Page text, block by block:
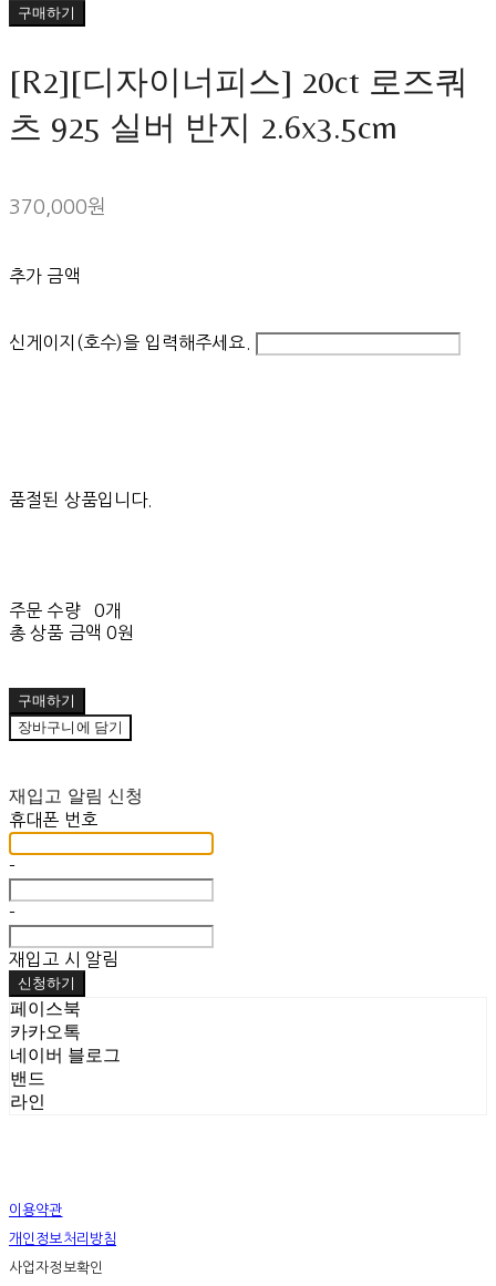
구매하기
[R2][디자이너피스] 20ct 로즈쿼
츠 925 실버 반지 2.6x3.5cm
370,000원
추가 금액
신게이지(호수)을 입력해주세요.
품절된 상품입니다.
주문 수량
0개
총 상품 금액 0원
구매하기
장바구니에 담기
재입고 알림 신청
휴대폰 번호
-
-
재입고 시 알림
신청하기
페이스북
카카오톡
네이버 블로그
밴드
라인
이용약관
개인정보처리방침
사업자정보확인